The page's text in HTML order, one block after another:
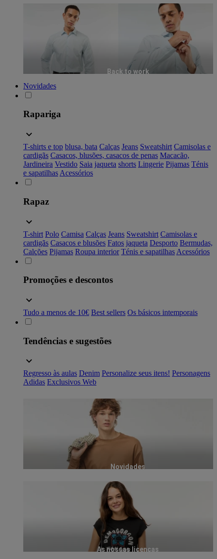
Back to work
Novidades
Rapariga
T-shirts e top blusa, bata Calças Jeans Sweatshirt Camisolas e
cardigãs Casacos, blusões, casacos de penas Macacão,
Jardineira Vestido Saia jaqueta shorts Lingerie Pijamas Ténis
e sapatilhas Acessórios
Rapaz
T-shirt Polo Camisa Calças Jeans Sweatshirt Camisolas e
cardigãs Casacos e blusões Fatos jaqueta Desporto Bermudas,
Calções Pijamas Roupa interior Ténis e sapatilhas Acessórios
Promoções e descontos
Tudo a menos de 10€ Best sellers Os básicos intemporais
Tendências e sugestões
Regresso às aulas Denim Personalize seus itens! Personagens
Adidas Exclusivos Web
Novidades
As nossas licenças